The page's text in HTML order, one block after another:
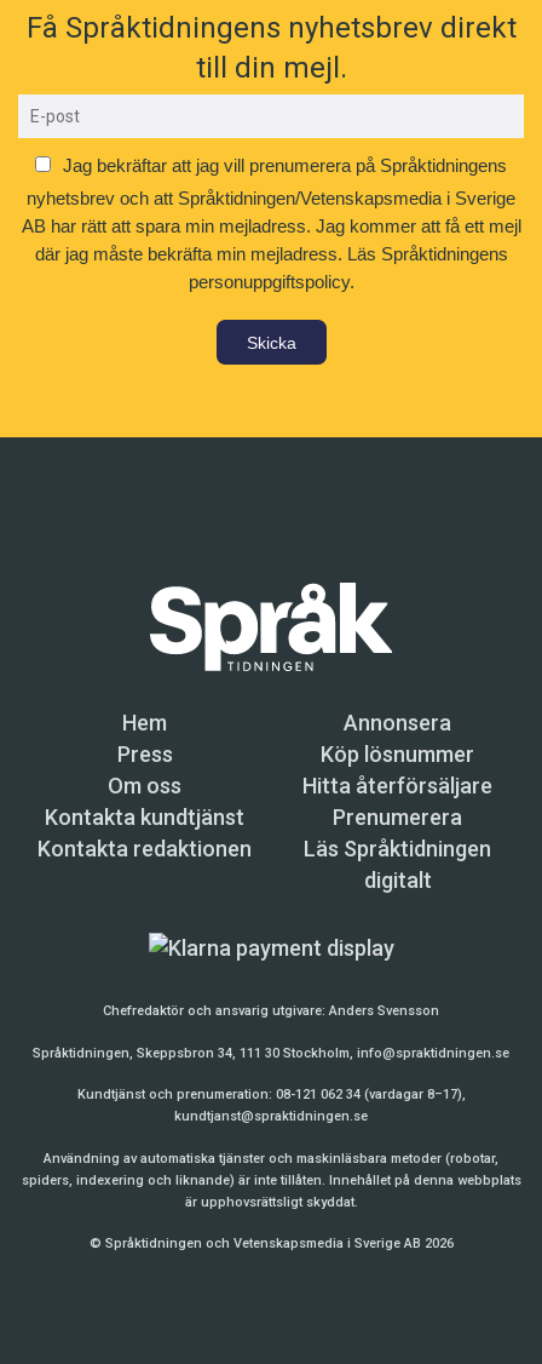
Få Språktidningens nyhetsbrev direkt
till din mejl.
Jag bekräftar att jag vill prenumerera på Språktidningens
nyhetsbrev och att Språktidningen/Vetenskapsmedia i Sverige
AB har rätt att spara min mejladress. Jag kommer att få ett mejl
där jag måste bekräfta min mejladress. Läs Språktidningens
personuppgiftspolicy.
Skicka
Hem
Annonsera
Press
Köp lösnummer
Om oss
Hitta återförsäljare
Kontakta kundtjänst
Prenumerera
Kontakta redaktionen
Läs Språktidningen
digitalt
Chefredaktör och ansvarig utgivare:Anders Svensson
Språktidningen, Skeppsbron 34, 111 30 Stockholm, info@spraktidningen.se
Kundtjänst och prenumeration: 08-121 062 34 (vardagar 8–17),
kundtjanst@spraktidningen.se
Användning av automatiska tjänster och maskinläsbara metoder (robotar,
spiders, indexering och liknande) är inte tillåten. Innehållet på denna webbplats
är upphovsrättsligt skyddat.
© Språktidningen och Vetenskapsmedia i Sverige AB 2026